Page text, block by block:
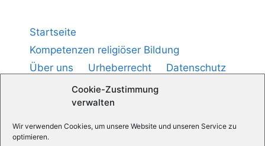
Cookie-Zustimmung
verwalten
Wir verwenden Cookies, um unsere Website und unseren Service zu
optimieren.
Startseite
Kompetenzen religiöser Bildung
Über uns
Urheberrecht
Datenschutz
Impressum
Cookie-Richtlinie (
Medienpädagogik — Praxis